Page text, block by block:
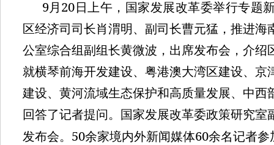
9月 20 日上午，国家发展改革委举行专题
区经济司司长肖渭明、副司长曹元猛，推进海
公室综合组副组长黄微波，出席发布会，介绍
就横琴前海开发建设、粤港澳大湾区建设、京
建设、黄河流域生态保护和高质量发展、中西
回答了记者提问。国家发展改革委政策研究
发布会。 50余家境内外新闻媒体60余名记者参